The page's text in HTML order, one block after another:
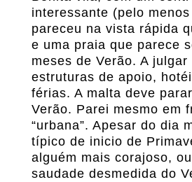
interessante (pelo
pareceu na vista rápida
e uma praia que parece
meses de Verão. A julgar
estruturas de apoio,
férias. A malta deve
Verão. Parei mesmo em
“urbana”. Apesar do dia
típico de inicio de
alguém mais corajoso,
saudade desmedida do